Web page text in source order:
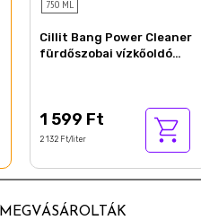
750 ML
Cillit Bang Power Cleaner
fürdőszobai vízkőoldó
1 599 Ft
2 132 Ft/liter